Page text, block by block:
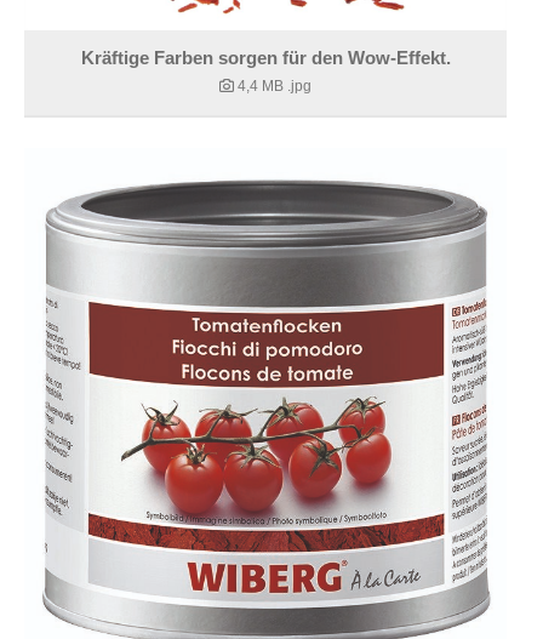
Kräftige Farben sorgen für den Wow-Effekt.
4,4 MB .jpg